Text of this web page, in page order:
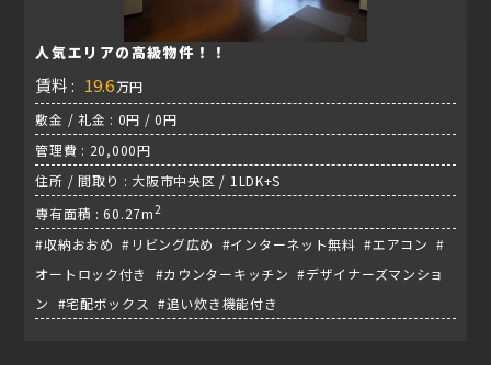
人気エリアの高級物件！！
賃料 : 19.6万円
敷金 / 礼金 : 0円 / 0円
管理費 : 20,000円
住所 / 間取り : 大阪市中央区 / 1LDK+S
専有面積 : 60.27m2
#収納おおめ #リビング広め #インターネット無料 #エアコン #
オートロック付き #カウンターキッチン #デザイナーズマンショ
ン #宅配ボックス #追い炊き機能付き